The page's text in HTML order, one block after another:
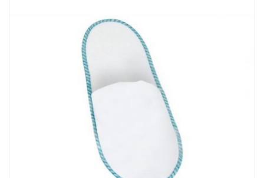
BATTERIE APPARECCHI ACUSTICI
PRODOTTI MONOUSO E TNT
FORNITURE ESTETICA